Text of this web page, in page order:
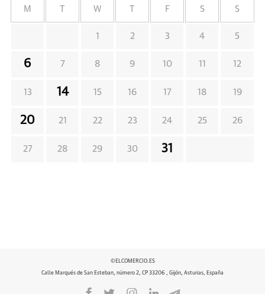
M W F S S
1 2 3 4 5
6 7 8 9 10 11 12
13 14 15 16 17 18 19
20 21 22 23 24 25 26
27 28 29 30 31
©ELCOMERCIO.ES
Calle Marqués de San Esteban, número 2, CP 33206 , Gijón, Asturias, España